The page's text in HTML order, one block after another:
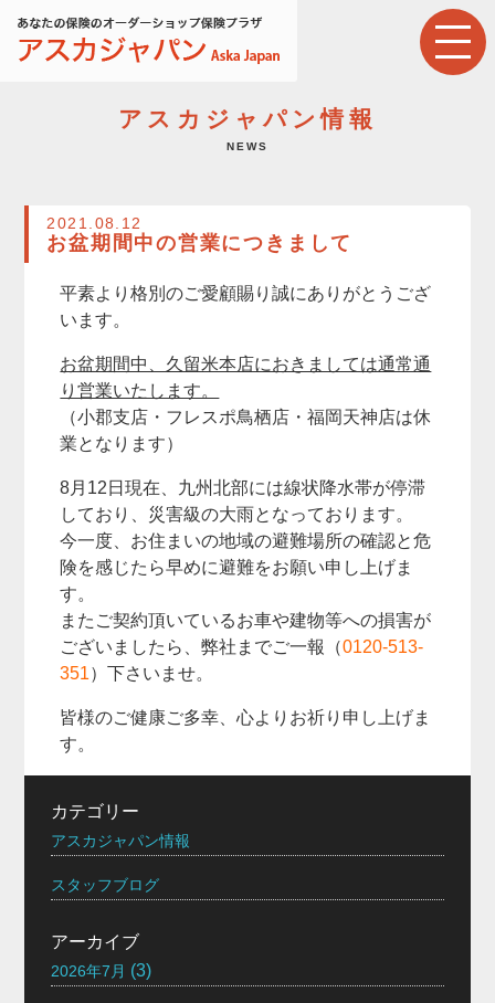
アスカジャパン情報
NEWS
2021.08.12
お盆期間中の営業につきまして
平素より格別のご愛顧賜り誠にありがとうござ
います。
お盆期間中、久留米本店におきましては通常通
り営業いたします。
（小郡支店・フレスポ鳥栖店・福岡天神店は休
業となります）
8月12日現在、九州北部には線状降水帯が停滞
しており、災害級の大雨となっております。
今一度、お住まいの地域の避難場所の確認と危
険を感じたら早めに避難をお願い申し上げま
す。
またご契約頂いているお車や建物等への損害が
ございましたら、弊社までご一報（0120-513-
351）下さいませ。
皆様のご健康ご多幸、心よりお祈り申し上げま
す。
カテゴリー
アスカジャパン情報
スタッフブログ
アーカイブ
2026年7月 (3)